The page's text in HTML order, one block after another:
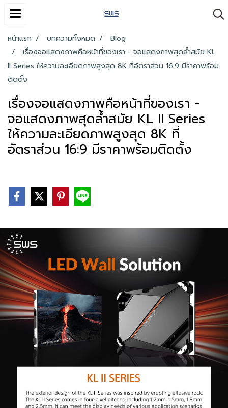
หน้าแรก บทความทั้งหมด
Blog
เรื่องจอแสดงภาพคือหน้าที่ของเรา - จอแสดงภาพสุดล้ำสมัย KL
II Series ให้ความละเอียดภาพสูงสุด 8K ที่อัตราส่วน 16:9 มีราคาพร้อม
ติดตั้ง
เรื่องจอแสดงภาพคือหน้าที่ของเรา -
จอแสดงภาพสุดล้ำสมัย KL II Series
ให้ความละเอียดภาพสูงสุด 8K ที่
อัตราส่วน 16:9 มีราคาพร้อมติดตั้ง